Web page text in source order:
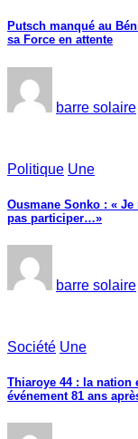
Putsch manqué au
sa Force en attente
barre solaire
Politique Une
Ousmane Sonko : «
pas participer…»
barre solaire
Société Une
Thiaroye 44 : la nation
événement 81 ans